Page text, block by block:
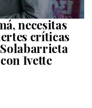
necesitas
críticas
Ivette